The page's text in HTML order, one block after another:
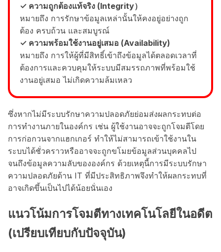
✓ ความถูกต้องแท้จริง (Integrity）
หมายถึง การรักษาข้อมูลเหล่านั้นให้คงอยู่อย่างถูก
ต้อง ครบถ้วน และสมบูรณ์
✓ ความพร้อมใช้งานอยู่เสมอ (Availability)
หมายถึง การให้ผู้ที่มีสิทธิ์เข้าถึงข้อมูลได้ตลอดเวลาที่
ต้องการและควบคุมให้ระบบมีสมรรถภาพที่พร้อมใช้
งานอยู่เสมอ ไม่เกิดความล้มเหลว
ซึ่งหากไม่มีระบบรักษาความปลอดภัยย่อมส่งผลกระทบต่อ
การทำงานภายในองค์กร เช่น ผู้ใช้งานอาจจะถูกโจมตีโดย
การก่อกวนจากแฮกเกอร์ ทำให้ไม่สามารถเข้าใช้งานใน
ระบบได้ชั่วคราวหรืออาจจะถูกขโมยข้อมูลส่วนบุคคลไป
จนถึงข้อมูลความลับขององค์กร ด้วยเหตุนี้การมีระบบรักษา
ความปลอดภัยด้าน IT ที่มีประสิทธิภาพจึงทำให้ผลกระทบที่
อาจเกิดขึ้นเป็นไปได้น้อยนั่นเอง
แนวโน้มการโจมตีทางเทคโนโลยีในอดีต
(เปรียบเทียบกับปัจจุบัน)